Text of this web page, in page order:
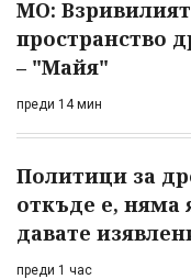
МО:
пространство
– "Майя"
преди 14 мин
Политици за
откъде е, няма
давате
преди 1 час